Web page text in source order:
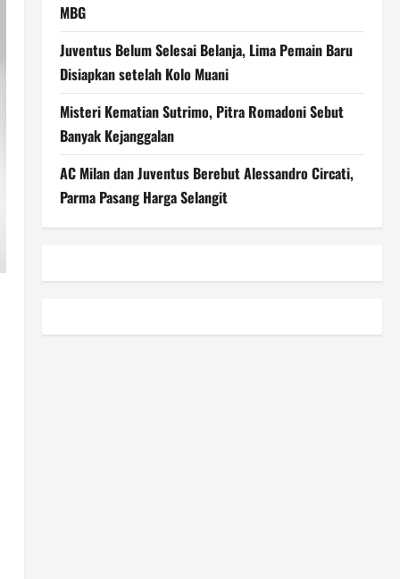
MBG
Juventus Belum Selesai Belanja, Lima Pemain Baru
Disiapkan setelah Kolo Muani
Misteri Kematian Sutrimo, Pitra Romadoni Sebut
Banyak Kejanggalan
AC Milan dan Juventus Berebut Alessandro Circati,
Parma Pasang Harga Selangit